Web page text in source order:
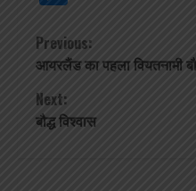
Continue
Reading
Previous:
आयरलैंड का पहला वियतनामी
Next:
बौद्ध विश्वास